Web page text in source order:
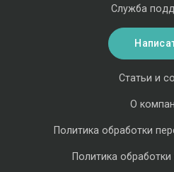
Статьи и
О
Политика обработки
Политика
Служба